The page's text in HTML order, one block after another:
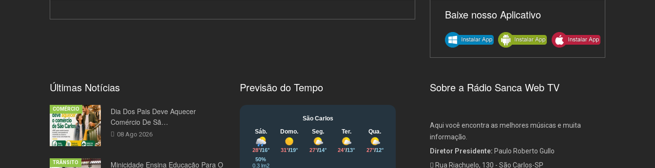
Baixe nosso Aplicativo
Últimas Notícias
Dia Dos Pais Deve Aquecer
Comércio De Sã…
08 Ago 2026
COMÉRCIO
Minicidade Ensina Educação Para O
TRÂNSITO
Previsão do Tempo Sobre a Rádio Sanca Web TV
Aqui você encontra as melhores músicas e muita
informação.
Diretor Presidente: Paulo Roberto Gullo
Rua Riachuelo, 130 - São Carlos-SP